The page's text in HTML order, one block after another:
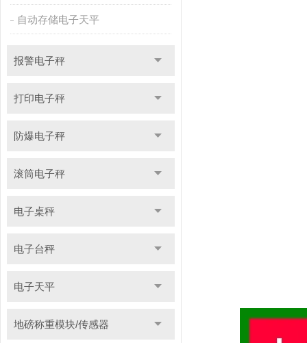
自动存储电子天平
报警电子秤
打印电子秤
防爆电子秤
滚筒电子秤
电子桌秤
电子台秤
电子天平
地磅称重模块/传感器